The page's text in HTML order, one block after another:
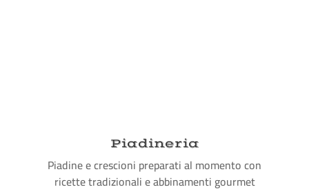
Piadineria
Piadine e crescioni preparati al momento con
ricette tradizionali e abbinamenti gourmet